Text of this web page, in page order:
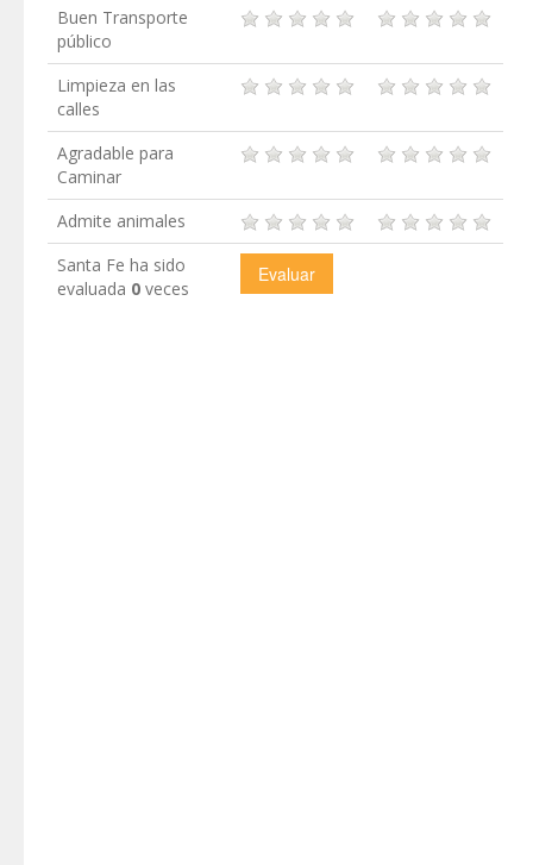
Buen Transporte
público
Limpieza en las
calles
Agradable para
Caminar
Admite animales
Santa Fe ha sido
evaluada 0 veces